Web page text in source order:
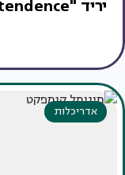
יריד "tendence"
אדריכלות